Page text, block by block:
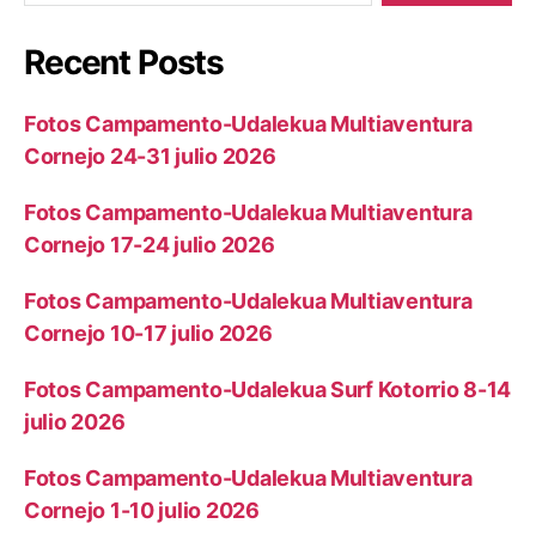
Recent Posts
Fotos Campamento-Udalekua Multiaventura
Cornejo 24-31 julio 2026
Fotos Campamento-Udalekua Multiaventura
Cornejo 17-24 julio 2026
Fotos Campamento-Udalekua Multiaventura
Cornejo 10-17 julio 2026
Fotos Campamento-Udalekua Surf Kotorrio 8-14
julio 2026
Fotos Campamento-Udalekua Multiaventura
Cornejo 1-10 julio 2026